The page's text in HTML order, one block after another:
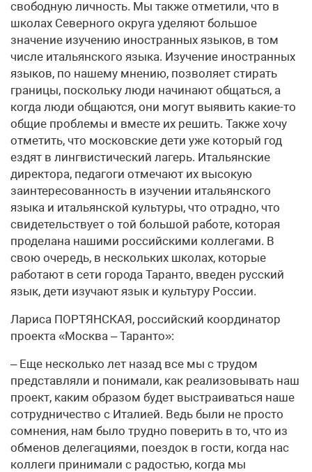
свободную личность. Мы также отметили, что в
школах Северного округа уделяют большое
значение изучению иностранных языков, в том
числе итальянского языка. Изучение иностранных
языков, по нашему мнению, позволяет стирать
границы, поскольку люди начинают общаться, а
когда люди общаются, они могут выявить какие-то
общие проблемы и вместе их решить. Также хочу
отметить, что московские дети уже который год
ездят в лингвистический лагерь. Итальянские
директора, педагоги отмечают их высокую
заинтересованность в изучении итальянского
языка и итальянской культуры, что отрадно, что
свидетельствует о той большой работе, которая
проделана нашими российскими коллегами. В
свою очередь, в нескольких школах, которые
работают в сети города Таранто, введен русский
язык, дети изучают язык и культуру России.
Лариса ПОРТЯНСКАЯ, российский координатор
проекта «Москва – Таранто»:
– Еще несколько лет назад все мы с трудом
представляли и понимали, как реализовывать наш
проект, каким образом будет выстраиваться наше
сотрудничество с Италией. Ведь были не просто
сомнения, нам было трудно поверить в то, что из
обменов делегациями, поездок в гости, когда нас
коллеги принимали с радостью, когда мы